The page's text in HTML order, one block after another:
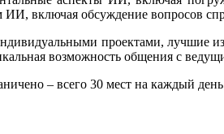
ИИ, включая обсуждение вопросов
проектами, лучшие
возможность общения с
– всего 30 мест на каждый